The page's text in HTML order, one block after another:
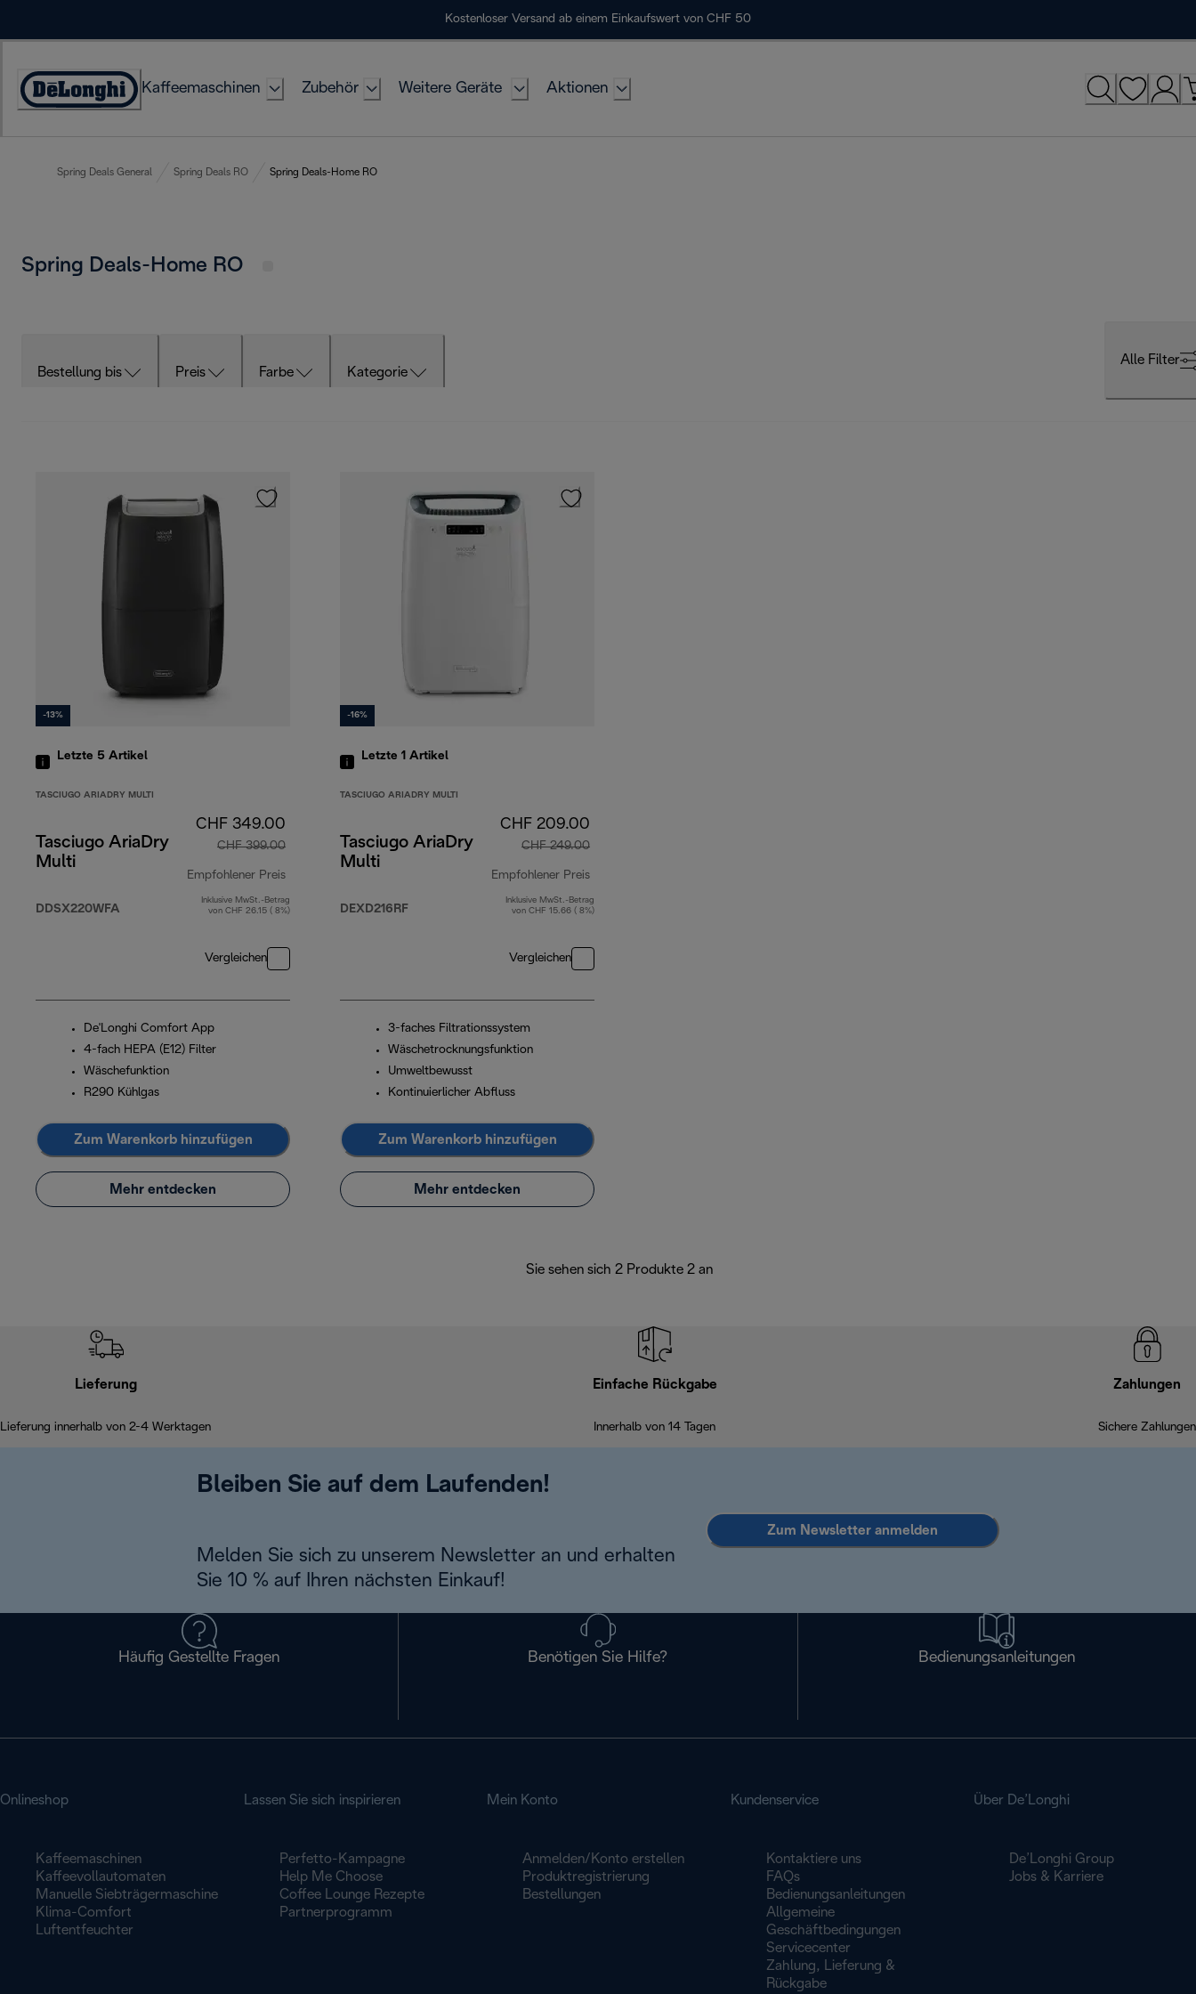
Kostenloser Versand ab einem Einkaufswert von CHF 50
Erklärung
Kaffeemaschinen Zubehör Weitere Geräte Aktionen
Spring Deals General Spring Deals RO Spring Deals-Home RO
Spring Deals-Home RO
Bestellung bis Preis Farbe Kategorie
Alle Filter
-13%
Letzte 5 Artikel
TASCIUGO ARIADRY MULTI
Tasciugo AriaDry
Multi
DDSX220WFA
CHF 349.00
CHF 399.00
Empfohlener Preis
Originalpreis CHF 399.00
Inklusive MwSt.-Betrag
von CHF 26.15 ( 8%)
Vergleichen
De'Longhi Comfort App
4-fach HEPA (E12) Filter
Wäschefunktion
R290 Kühlgas
Zum Warenkorb hinzufügen
Mehr entdecken
-16%
Letzte 1 Artikel
TASCIUGO ARIADRY MULTI
Tasciugo AriaDry
Multi
DEXD216RF
CHF 209.00
CHF 249.00
Empfohlener Preis
Originalpreis CHF 249.00
Inklusive MwSt.-Betrag
von CHF 15.66 ( 8%)
Vergleichen
3-faches Filtrationssystem
Wäschetrocknungsfunktion
Umweltbewusst
Kontinuierlicher Abfluss
Zum Warenkorb hinzufügen
Mehr entdecken
Sie sehen sich 2 Produkte 2 an
Lieferung
Lieferung innerhalb von 2-4 Werktagen
Einfache Rückgabe
Innerhalb von 14 Tagen
Zahlungen
Sichere Zahlungen
Bleiben Sie auf dem Laufenden!
Melden Sie sich zu unserem Newsletter an und erhalten
Sie 10 % auf Ihren nächsten Einkauf!
Zum Newsletter anmelden
Häufig Gestellte Fragen Benötigen Sie Hilfe? Bedienungsanleitungen
Onlineshop
Kaffeemaschinen
Kaffeevollautomaten
Manuelle Siebträgermaschine
Klima-Comfort
Luftentfeuchter
Lassen Sie sich inspirieren
Perfetto-Kampagne
Help Me Choose
Coffee Lounge Rezepte
Partnerprogramm
Mein Konto
Anmelden/Konto erstellen
Produktregistrierung
Bestellungen
Kundenservice
Kontaktiere uns
FAQs
Bedienungsanleitungen
Allgemeine
Geschäftbedingungen
Servicecenter
Zahlung, Lieferung &
Rückgabe
Über De’Longhi
De’Longhi Group
Jobs & Karriere